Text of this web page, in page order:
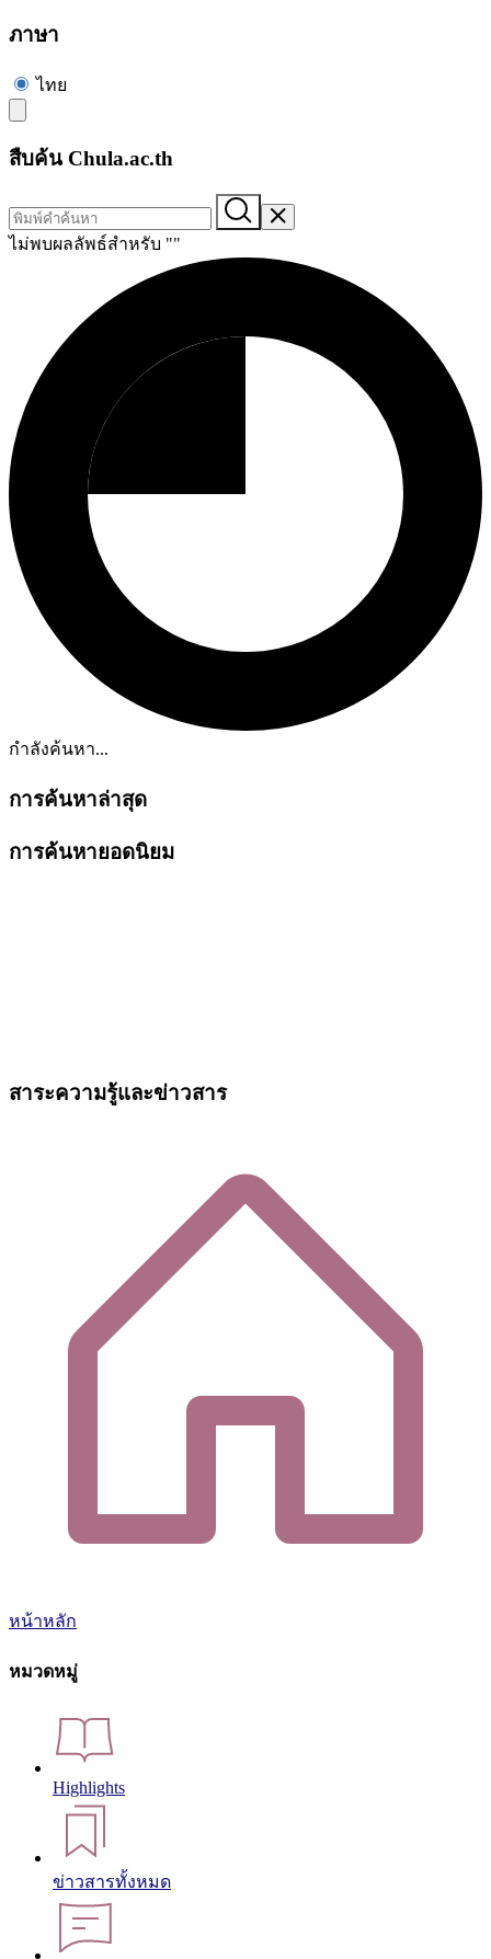
ภาษา
ไทย
สืบค้น Chula.ac.th
ไม่พบผลลัพธ์สำหรับ ""
กำลังค้นหา...
การค้นหาล่าสุด
การค้นหายอดนิยม
สาระความรู้และข่าวสาร
หน้าหลัก
หมวดหมู่
Highlights
ข่าวสารทั้งหมด